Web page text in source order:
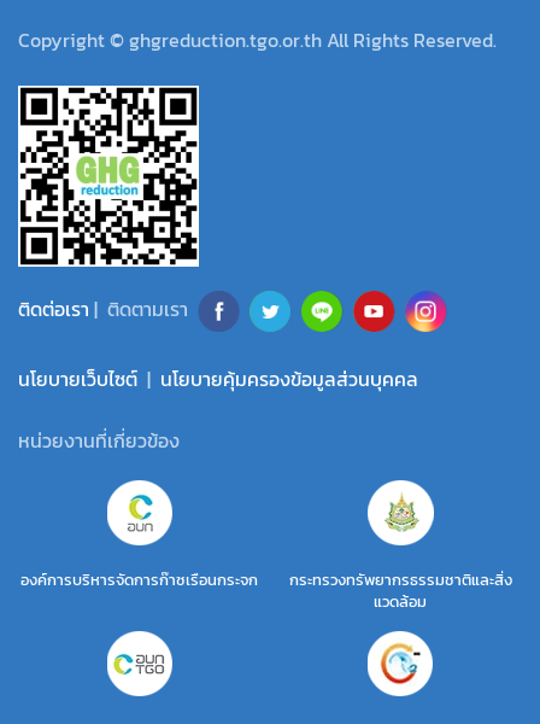
Copyright © ghgreduction.tgo.or.th All Rights Reserved.
ติดต่อเรา | ติดตามเรา
นโยบายเว็บไซต์ | นโยบายคุ้มครองข้อมูลส่วนบุคคล
หน่วยงานที่เกี่ยวข้อง
องค์การบริหารจัดการก๊าซเรือนกระจก
กระทรวงทรัพยากรธรรมชาติและสิ่ง
แวดล้อม